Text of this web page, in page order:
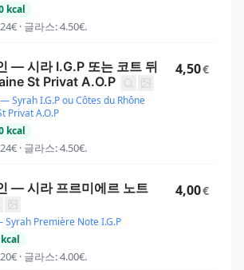
kcal
· 글라스: 4.50€.
— 시라 I.G.P 또는 코트 뒤
St Privat A.O.P
Syrah I.G.P ou Côtes du Rhône
Privat A.O.P
kcal
· 글라스: 4.50€.
4,50€
— 시라 프르미에르 노트
Syrah Première Note I.G.P
kcal
· 글라스: 4.00€.
4,00€